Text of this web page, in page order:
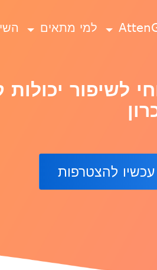
למי מתאים
לשיפור
להצטרפות